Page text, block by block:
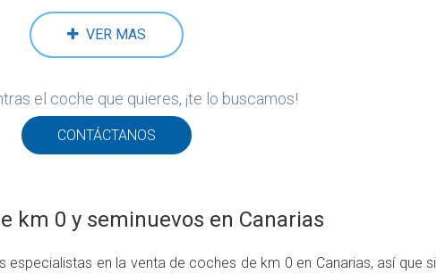
VER MAS
el coche que quieres, ¡te lo buscamos!
CONTÁCTANOS
km 0 y seminuevos en Canarias
especialistas en la venta de coches de km 0 en Canarias, así que si